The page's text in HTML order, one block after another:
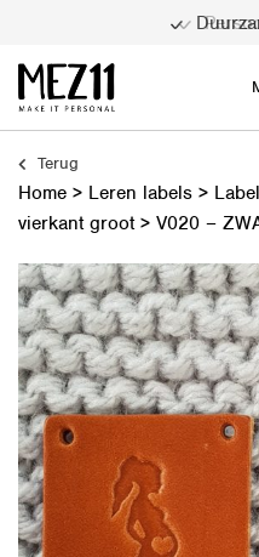
Terug
Home > Leren labels >
vierkant groot> V020 –